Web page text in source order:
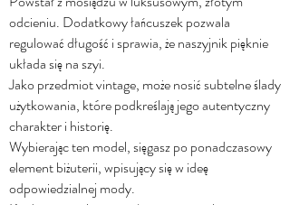
odcieniu. Dodatkowy łańcuszek pozwala
regulować długość i sprawia, że naszyjnik pięknie
układa się na szyi.
Jako przedmiot vintage, może nosić subtelne ślady
użytkowania, które podkreślają jego autentyczny
charakter i historię.
Wybierając ten model, sięgasz po ponadczasowy
element biżuterii, wpisujący się w ideę
odpowiedzialnej mody.
Każdy egzemplarz został starannie wybrany z